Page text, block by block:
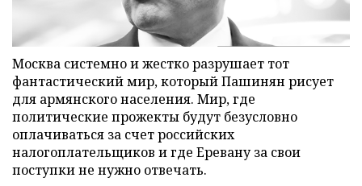
Москва системно и жестко разрушает тот
фантастический мир, который Пашинян рисует
для армянского населения. Мир, где
политические прожекты будут безусловно
оплачиваться за счет российских
налогоплательщиков и где Еревану за свои
поступки не нужно отвечать.